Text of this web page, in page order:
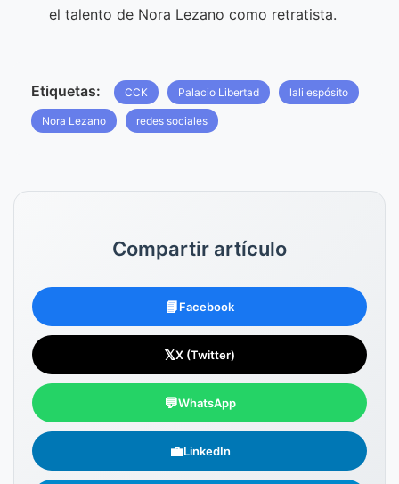
el talento de Nora Lezano como retratista.
Etiquetas: CCK Palacio Libertad lali espósito
Nora Lezano redes sociales
Compartir artículo
📘Facebook
𝕏X (Twitter)
💬WhatsApp
💼LinkedIn